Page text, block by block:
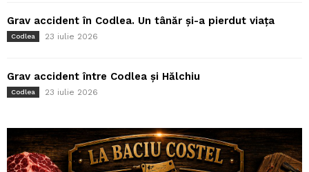
Grav accident în Codlea. Un tânăr și-a pierdut viața
Codlea 23 iulie 2026
Grav accident între Codlea și Hălchiu
Codlea 23 iulie 2026